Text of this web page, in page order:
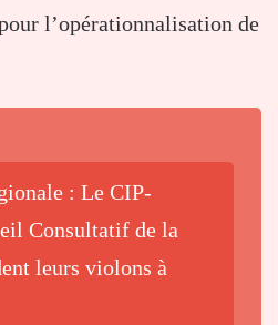
l’opérationnalisation de
: Le CIP-
Consultatif de la
leurs violons à